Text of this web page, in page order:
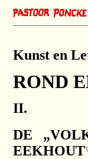
Kunst en
ROND
II.
DE
EEKHOUT